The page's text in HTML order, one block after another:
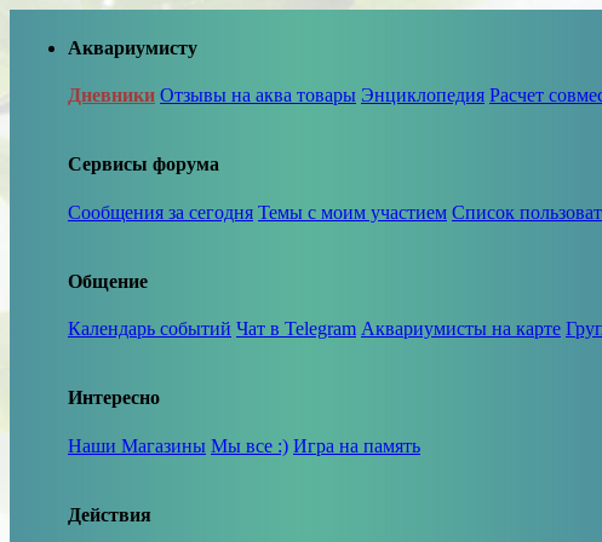
Аквариумисту
Дневники Отзывы на аква товары Энциклопедия Расчет
Сервисы форума
Сообщения за сегодня Темы с моим участием Список
Общение
Календарь событий Чат в Telegram Аквариумисты на карте
Интересно
Наши Магазины Мы все :) Игра на память
Действия